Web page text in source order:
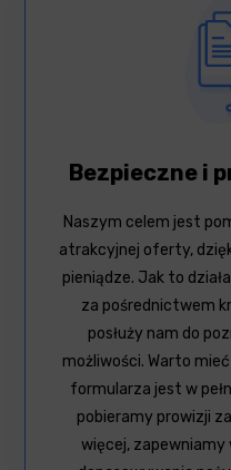
Bezpieczne i
Naszym celem jest
atrakcyjnej oferty,
pieniądze. Jak to
za pośrednictwem
posłuży nam do
możliwości. Warto
formularza jest w
pobieramy prowizji
więcej, zapewniamy